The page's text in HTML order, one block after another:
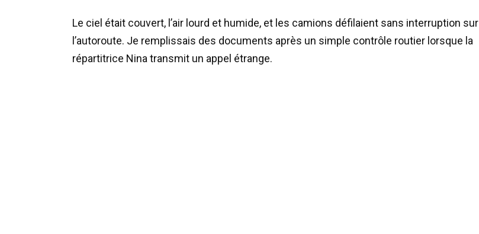
Le ciel était couvert, l’air lourd et humide, et les camions défilaient sans interruption sur
l’autoroute. Je remplissais des documents après un simple contrôle routier lorsque la
répartitrice Nina transmit un appel étrange.